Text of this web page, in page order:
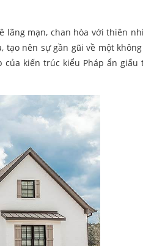
mạn, chan hòa với thiên
tạo nên sự gần gũi về một
kiến trúc kiểu Pháp ẩn giấu